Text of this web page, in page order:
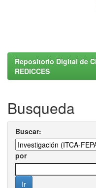
Repositorio Digital de
REDICCES
Busqueda
Buscar:
por